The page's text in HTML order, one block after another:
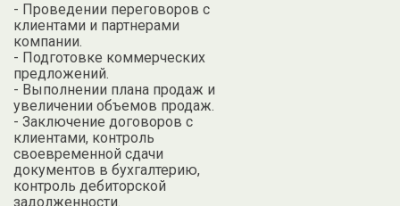
- Проведении переговоров с
клиентами и партнерами
компании.
- Подготовке коммерческих
предложений.
- Выполнении плана продаж и
увеличении объемов продаж.
- Заключение договоров с
клиентами, контроль
своевременной сдачи
документов в бухгалтерию,
контроль дебиторской
задолженности.